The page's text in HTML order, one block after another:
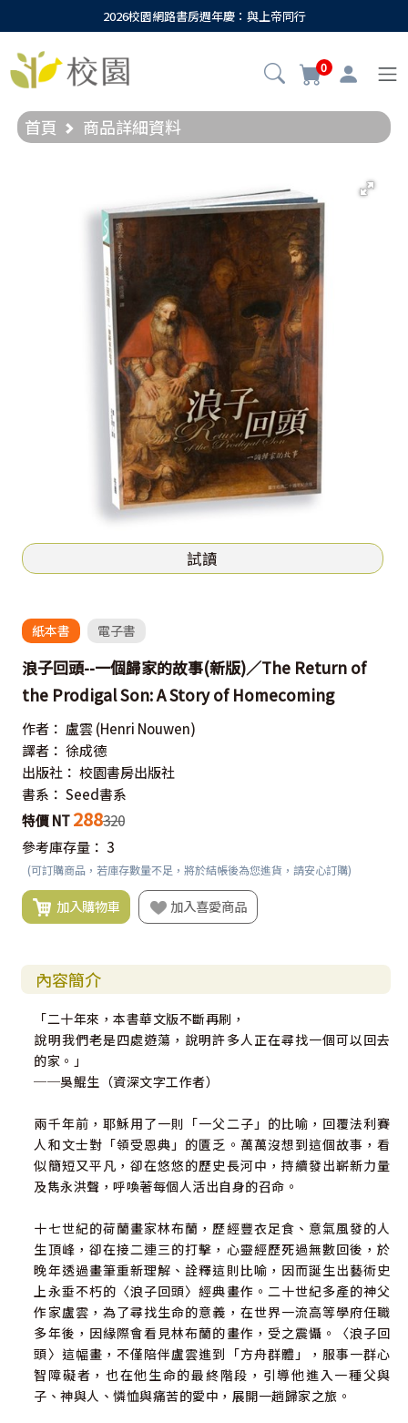
2026校園網路書房週年慶：與上帝同行
0
首頁 商品詳細資料
試讀
紙本書 電子書
浪子回頭--一個歸家的故事(新版)／The Return of
the Prodigal Son: A Story of Homecoming
作者： 盧雲 (Henri Nouwen)
譯者： 徐成德
出版社： 校園書房出版社
書系： Seed書系
特價 NT 288320
參考庫存量： 3
(可訂購商品，若庫存數量不足，將於結帳後為您進貨，請安心訂購)
加入購物車 加入喜愛商品
內容簡介
「二十年來，本書華文版不斷再刷，
說明我們老是四處遊蕩，說明許多人正在尋找一個可以回去
的家。」
──吳鯤生（資深文字工作者）
兩千年前，耶穌用了一則「一父二子」的比喻，回覆法利賽
人和文士對「領受恩典」的匱乏。萬萬沒想到這個故事，看
似簡短又平凡，卻在悠悠的歷史長河中，持續發出嶄新力量
及雋永洪聲，呼喚著每個人活出自身的召命。
十七世紀的荷蘭畫家林布蘭，歷經豐衣足食、意氣風發的人
生頂峰，卻在接二連三的打擊，心靈經歷死過無數回後，於
晚年透過畫筆重新理解、詮釋這則比喻，因而誕生出藝術史
上永垂不朽的〈浪子回頭〉經典畫作。二十世紀多產的神父
作家盧雲，為了尋找生命的意義，在世界一流高等學府任職
多年後，因緣際會看見林布蘭的畫作，受之震懾。〈浪子回
頭〉這幅畫，不僅陪伴盧雲進到「方舟群體」，服事一群心
智障礙者，也在他生命的最終階段，引導他進入一種父與
子、神與人、憐恤與痛苦的愛中，展開一趟歸家之旅。